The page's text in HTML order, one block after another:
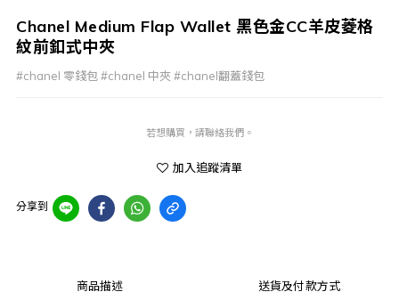
Chanel Medium Flap Wallet 黑色金CC羊皮菱格
紋前釦式中夾
#chanel 零錢包 #chanel 中夾 #chanel翻蓋錢包
若想購買，請聯絡我們。
加入追蹤清單
分享到
商品描述 送貨及付款方式